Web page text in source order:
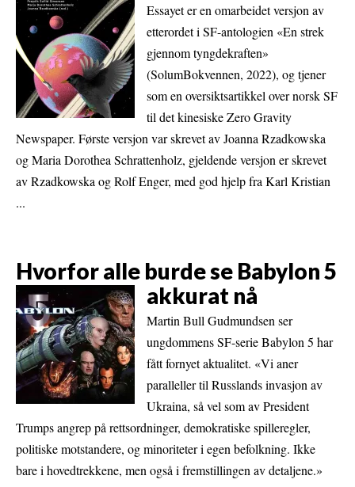
Essayet er en omarbeidet versjon av
etterordet i SF-antologien «En strek
gjennom tyngdekraften»
(SolumBokvennen, 2022), og tjener
som en oversiktsartikkel over norsk SF
til det kinesiske Zero Gravity
Newspaper. Første versjon var skrevet av Joanna Rzadkowska
og Maria Dorothea Schrattenholz, gjeldende versjon er skrevet
av Rzadkowska og Rolf Enger, med god hjelp fra Karl Kristian
...
Hvorfor alle burde se Babylon 5
akkurat nå
Martin Bull Gudmundsen ser
ungdommens SF-serie Babylon 5 har
fått fornyet aktualitet. «Vi aner
paralleller til Russlands invasjon av
Ukraina, så vel som av President
Trumps angrep på rettsordninger, demokratiske spilleregler,
politiske motstandere, og minoriteter i egen befolkning. Ikke
bare i hovedtrekkene, men også i fremstillingen av detaljene.»